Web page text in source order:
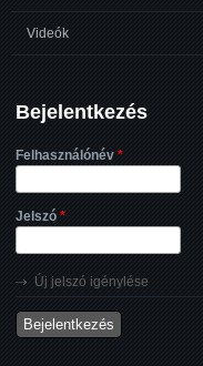
Videók
Bejelentkezés
Felhasználónév *
Jelszó *
Új jelszó igénylése